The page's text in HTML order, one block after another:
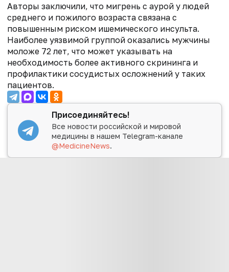
Авторы заключили, что мигрень с аурой у людей
среднего и пожилого возраста связана с
повышенным риском ишемического инсульта.
Наиболее уязвимой группой оказались мужчины
моложе 72 лет, что может указывать на
необходимость более активного скрининга и
профилактики сосудистых осложнений у таких
пациентов.
Присоединяйтесь!
Все новости российской и мировой
медицины в нашем Telegram-канале
@MedicineNews.